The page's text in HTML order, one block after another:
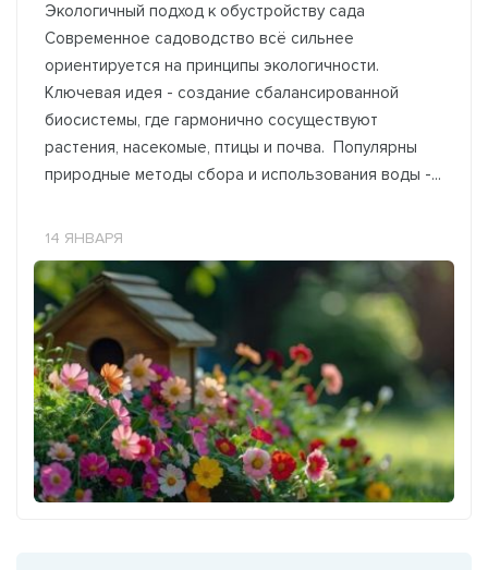
Экологичный подход к обустройству сада
Современное садоводство всё сильнее
ориентируется на принципы экологичности.
Ключевая идея - создание сбалансированной
биосистемы, где гармонично сосуществуют
растения, насекомые, птицы и почва. Популярны
природные методы сбора и использования воды -...
14 ЯНВАРЯ